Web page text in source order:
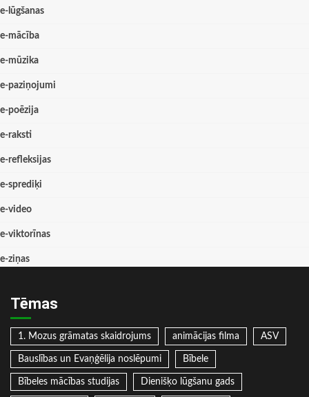
e-lūgšanas
e-mācība
e-mūzika
e-paziņojumi
e-poēzija
e-raksti
e-refleksijas
e-sprediķi
e-video
e-viktorīnas
e-ziņas
Tēmas
1. Mozus grāmatas skaidrojums animācijas filma ASV
Bauslības un Evaņģēlija noslēpumi Bībele
Bībeles mācības studijas Dienišķo lūgšanu gads